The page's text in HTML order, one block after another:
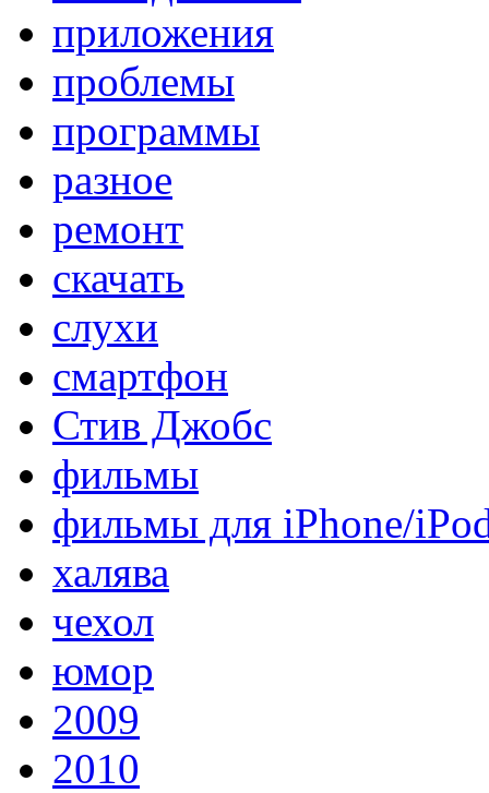
приложения
проблемы
программы
разное
ремонт
скачать
слухи
смартфон
Стив Джобс
фильмы
фильмы для iPhone/
халява
чехол
юмор
2009
2010